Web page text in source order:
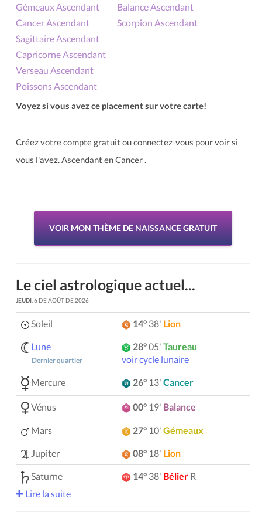
Gémeaux Ascendant
Cancer Ascendant
Balance Ascendant
Scorpion Ascendant
Sagittaire Ascendant
Capricorne Ascendant
Verseau Ascendant
Poissons Ascendant
Voyez si vous avez ce placement sur votre carte!
Créez votre compte gratuit ou connectez-vous pour voir si
vous l'avez. Ascendant en Cancer .
VOIR MON THÈME DE NAISSANCE GRATUIT
Le ciel astrologique actuel...
JEUDI , 6 DE AOÛT DE 2026
Soleil 14° 38' Lion
Lune
Dernier quartier
28°05' Taureau
voir cycle lunaire
Mercure 26° 13' Cancer
Vénus 00° 19' Balance
Mars 27° 10' Gémeaux
Jupiter 08° 18' Lion
Saturne 14° 38' Bélier R
Uranus
Lire la suite